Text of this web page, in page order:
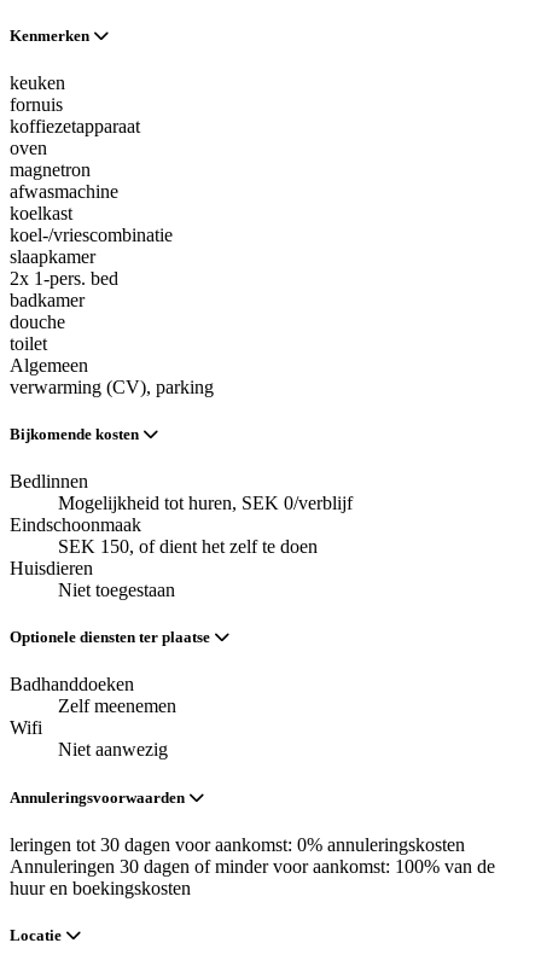
Kenmerken
keuken
fornuis
koffiezetapparaat
oven
magnetron
afwasmachine
koelkast
koel-/vriescombinatie
slaapkamer
2x 1-pers. bed
badkamer
douche
toilet
Algemeen
verwarming (CV), parking
Bijkomende kosten
Bedlinnen
Mogelijkheid tot huren, SEK 0/verblijf
Eindschoonmaak
SEK 150, of dient het zelf te doen
Huisdieren
Niet toegestaan
Optionele diensten ter plaatse
Badhanddoeken
Zelf meenemen
Wifi
Niet aanwezig
Annuleringsvoorwaarden
leringen tot 30 dagen voor aankomst: 0% annuleringskosten
Annuleringen 30 dagen of minder voor aankomst: 100% van de
huur en boekingskosten
Locatie